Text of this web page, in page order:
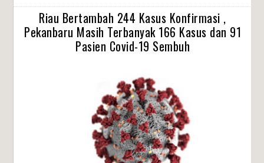
Riau Bertambah 244 Kasus Konfirmasi ,
Pekanbaru Masih Terbanyak 166 Kasus dan 91
Pasien Covid-19 Sembuh